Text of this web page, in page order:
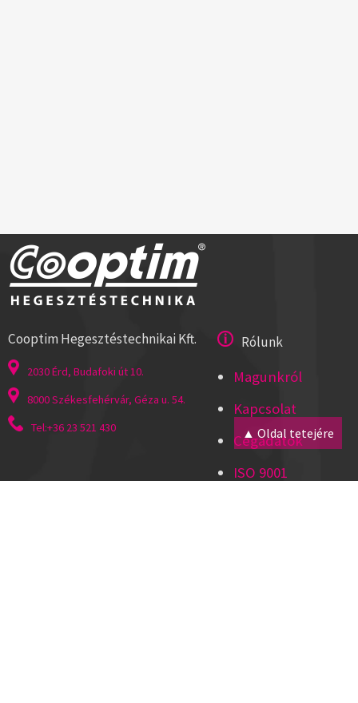
▲ Oldal tetejére
Cooptim Hegesztéstechnikai Kft.
2030 Érd, Budafoki út 10.
8000 Székesfehérvár, Géza u. 54.
Tel:+36 23 521 430
Rólunk
Magunkról
Kapcsolat
Cégadatok
ISO 9001